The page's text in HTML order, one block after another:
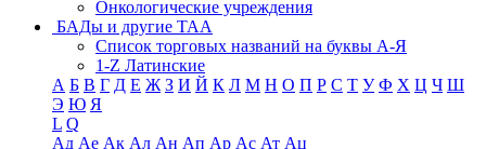
Онкологические учреждения
БАДы и другие ТАА
Список торговых названий на буквы А-Я
1-Z Латинские
А Б В Г Д Е Ж З И Й К Л М Н О П Р С Т У Ф Х Ц Ч Ш
Э Ю Я
L Q
Ад Ае Ак Ал Ан Ап Ар Ас Ат Ац